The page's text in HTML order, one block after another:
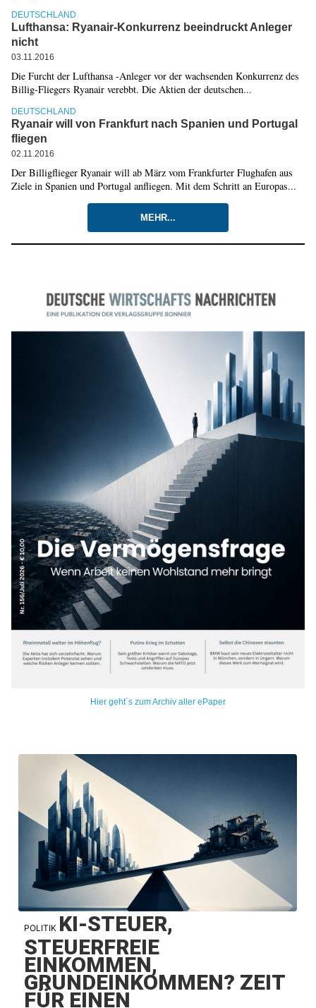
DEUTSCHLAND
Lufthansa: Ryanair-Konkurrenz beeindruckt Anleger
nicht
03.11.2016
Die Furcht der Lufthansa -Anleger vor der wachsenden Konkurrenz des
Billig-Fliegers Ryanair verebbt. Die Aktien der deutschen...
DEUTSCHLAND
Ryanair will von Frankfurt nach Spanien und Portugal
fliegen
02.11.2016
Der Billigflieger Ryanair will ab März vom Frankfurter Flughafen aus
Ziele in Spanien und Portugal anfliegen. Mit dem Schritt an Europas...
MEHR...
Hier geht´s zum Archiv aller ePaper
POLITIK KI-STEUER,
STEUERFREIE
EINKOMMEN,
GRUNDEINKOMMEN? ZEIT
FÜR EINEN